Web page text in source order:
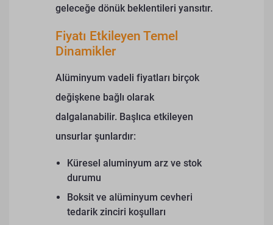
geleceğe dönük beklentileri yansıtır.
Fiyatı Etkileyen Temel
Dinamikler
Alüminyum vadeli fiyatları birçok
değişkene bağlı olarak
dalgalanabilir. Başlıca etkileyen
unsurlar şunlardır:
Küresel aluminyum arz ve stok
durumu
Boksit ve alüminyum cevheri
tedarik zinciri koşulları